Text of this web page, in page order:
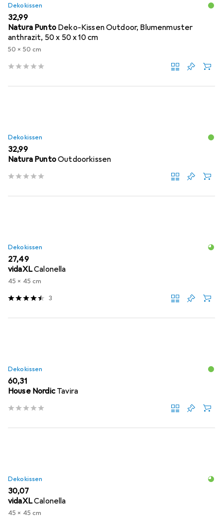
Dekokissen
EUR
32,99
Natura Punto Deko-Kissen Outdoor, Blumenmuster
anthrazit, 50 x 50 x 10 cm
50 x 50 cm
Dekokissen
EUR
32,99
Natura PuntoOutdoorkissen
Dekokissen
EUR
27,49
vidaXLCalonella
45 x 45 cm
3
Dekokissen
EUR
60,31
House Nordic Tavira
Dekokissen
EUR
30,07
vidaXLCalonella
45 x 45 cm